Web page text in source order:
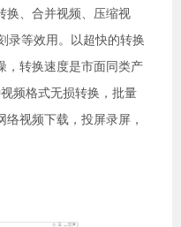
换、合并视频、压缩视
录等效用。以超快的转换
，转换速度是市面同类产
频格式无损转换，批量
视频下载，投屏录屏，